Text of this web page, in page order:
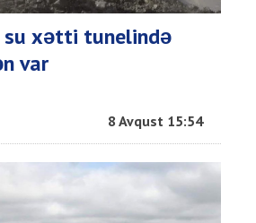
su xətti tunelində
var
8 Avqust 15:54